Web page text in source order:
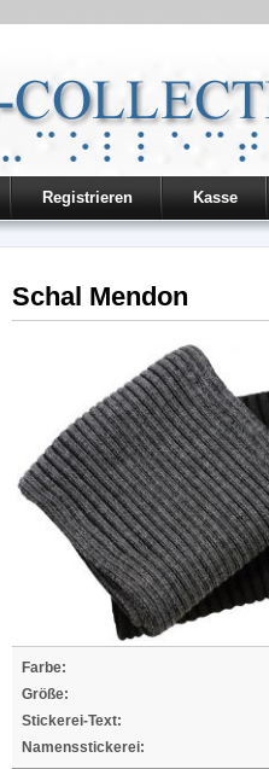
Registrieren Kasse
Schal Mendon
Farbe:
Größe:
Stickerei-Text:
Namensstickerei: